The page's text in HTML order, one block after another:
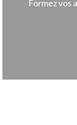
Formez vos